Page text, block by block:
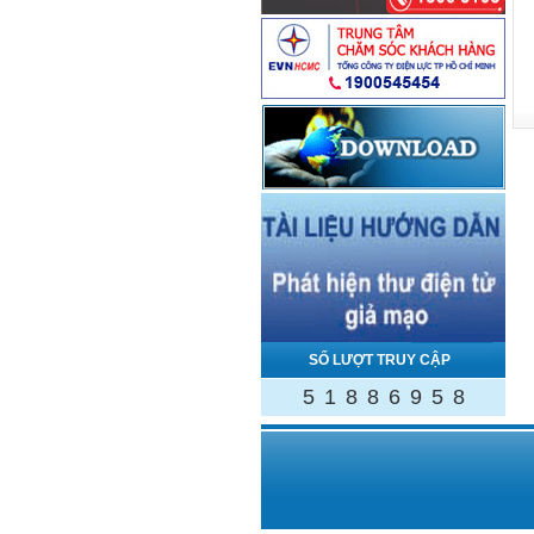
SỐ LƯỢT TRUY CẬP
5 1 8 8 6 9 5 8